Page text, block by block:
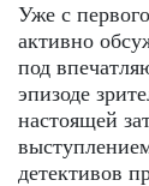
Уже с
активно
под
эпизоде
настоящей
детективов